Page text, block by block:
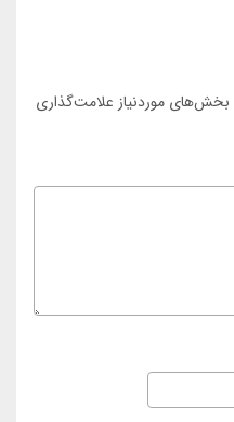
بخش‌های موردنیاز علامت‌گذاری